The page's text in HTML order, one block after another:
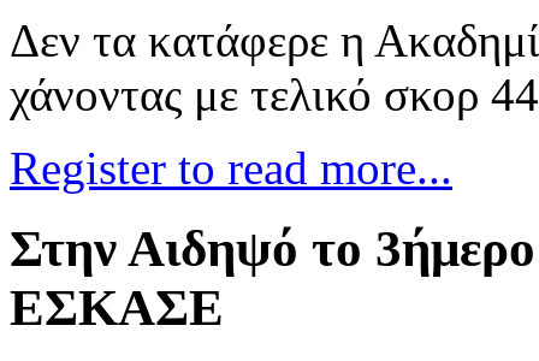
Δεν τα κατάφερε η
χάνοντας με τελικό σκορ
Register to read more...
Στην Αιδηψό το 3ήμερο
ΕΣΚΑΣΕ